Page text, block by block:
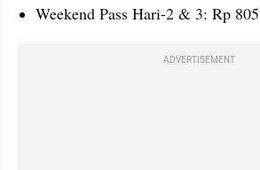
Weekend Pass Hari-2 & 3: Rp
ADVERTISEMENT